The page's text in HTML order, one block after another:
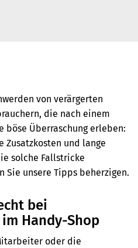
von verärgerten
die nach einem
böse Überraschung erleben:
Zusatzkosten und lange
solche Fallstricke
unsere Tipps beherzigen.
bei
Handy-Shop
oder die